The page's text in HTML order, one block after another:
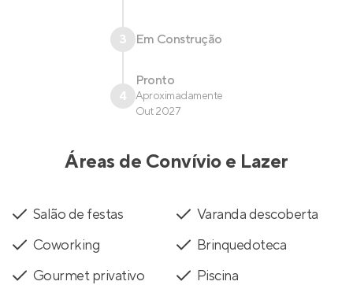
3 Em Construção
4
Pronto
Aproximadamente
Out 2027
Áreas de Convívio e Lazer
Salão de festas
Varanda descoberta
Coworking
Brinquedoteca
Gourmet privativo
Piscina